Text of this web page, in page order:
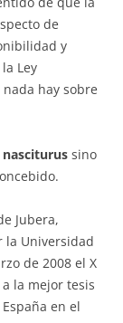
de
y
Ley
nada hay sobre
nasciturus sino
Jubera,
la Universidad
de 2008 el X
la mejor tesis
en el